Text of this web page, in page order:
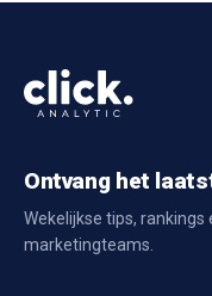
Ontvang het
Wekelijkse tips,
marketingteams.